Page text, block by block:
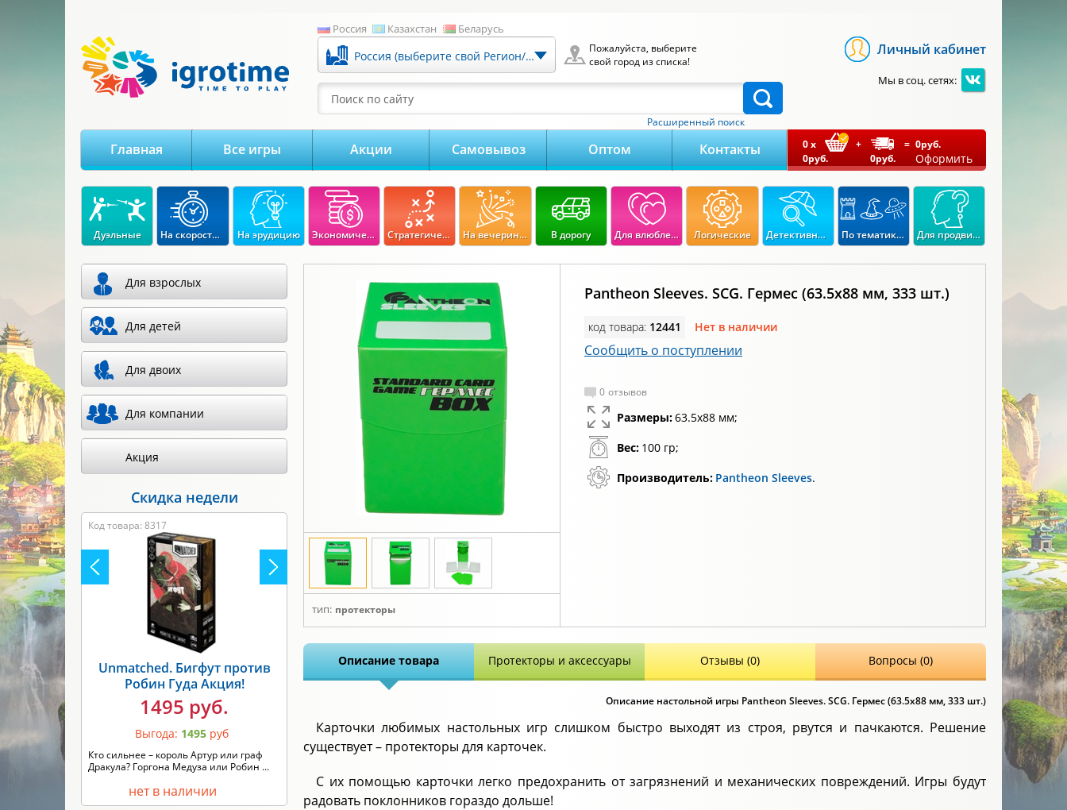
Россия Казахстан Беларусь
Россия (выберите свой Регион/Город)
Пожалуйста, выберите
свой город из списка!
Поиск по сайту
Расширенный поиск
Личный кабинет
Мы в соц. сетях:
Главная Все игры Акции Самовывоз Оптом Контакты 0x
0руб.
+
0руб.
= 0руб.
Оформить
Дуэльные На скорость реакции На эрудицию Экономические Стратегические На вечеринку В дорогу Для влюбленных Логические Детективные По тематикам Для продвинутых
тип: протекторы
Pantheon Sleeves. SCG. Гермес (63.5x88 мм, 333 шт.)
код товара: 12441 Нет в наличии
Сообщить о поступлении
0 отзывов
Размеры:63.5x88 мм;
Вес: 100 гр;
Производитель: Pantheon Sleeves.
Описание товара Протекторы и аксессуары Отзывы (0) Вопросы (0)
Описание настольной игры Pantheon Sleeves. SCG. Гермес (63.5x88 мм, 333 шт.)
Карточки любимых настольных игр слишком быстро выходят из строя, рвутся и пачкаются. Решение
существует – протекторы для карточек.
С их помощью карточки легко предохранить от загрязнений и механических повреждений. Игры будут
радовать поклонников гораздо дольше!
Для взрослых
Для детей
Для двоих
Для компании
Акция
Скидка недели
Код товара: 8317
Unmatched. Бигфут против
Робин Гуда Акция!
1495 руб.
Выгода: 1495 руб
Кто сильнее – король Артур или граф
Дракула? Горгона Медуза или Робин ...
нет в наличии